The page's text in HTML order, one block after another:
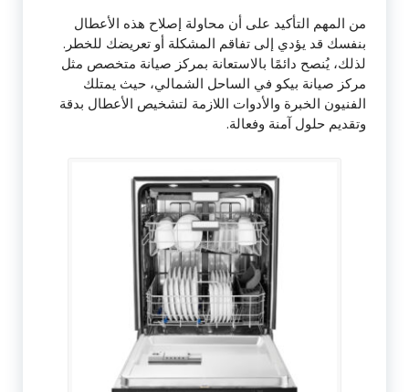
من المهم التأكيد على أن محاولة إصلاح هذه الأعطال
بنفسك قد يؤدي إلى تفاقم المشكلة أو تعريضك للخطر.
لذلك، يُنصح دائمًا بالاستعانة بمركز صيانة متخصص مثل
مركز صيانة بيكو في الساحل الشمالي، حيث يمتلك
الفنيون الخبرة والأدوات اللازمة لتشخيص الأعطال بدقة
وتقديم حلول آمنة وفعالة.